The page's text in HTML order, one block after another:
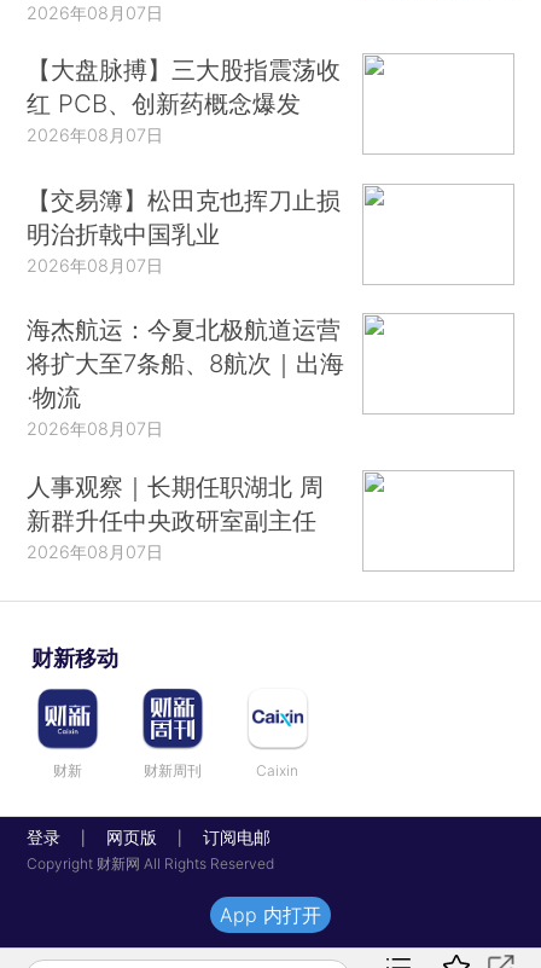
2026年08月07日
【大盘脉搏】三大股指震荡收
红 PCB、创新药概念爆发
2026年08月07日
【交易簿】松田克也挥刀止损
明治折戟中国乳业
2026年08月07日
海杰航运：今夏北极航道运营
将扩大至7条船、8航次｜出海
·物流
2026年08月07日
人事观察｜长期任职湖北 周
新群升任中央政研室副主任
2026年08月07日
财新移动
财新 财新周刊 Caixin
登录 网页版 订阅电邮
Copyright 财新网 All Rights Reserved
App 内打开